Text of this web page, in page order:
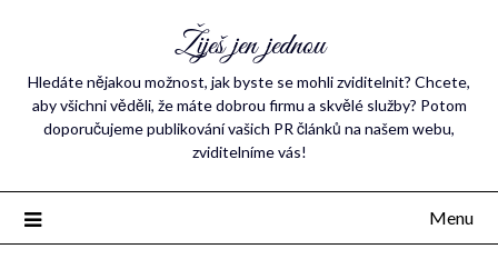
Žiješ jen jednou
Hledáte nějakou možnost, jak byste se mohli zviditelnit? Chcete,
aby všichni věděli, že máte dobrou firmu a skvělé služby? Potom
doporučujeme publikování vašich PR článků na našem webu,
zviditelníme vás!
Menu